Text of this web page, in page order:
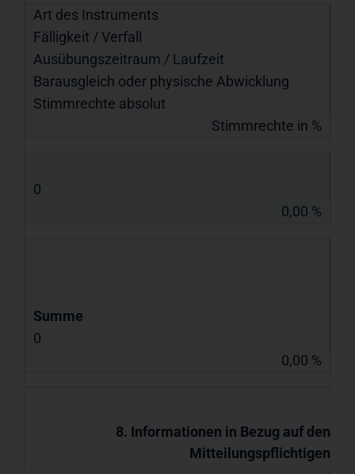
Art des Instruments
Fälligkeit / Verfall
Ausübungs­zeitraum / Laufzeit
Barausgleich oder physische Abwicklung
Stimmrechte absolut
Stimmrechte in %
0
0,00 %
Summe
0
0,00 %
8. Informationen in Bezug auf den
Mitteilungspflichtigen